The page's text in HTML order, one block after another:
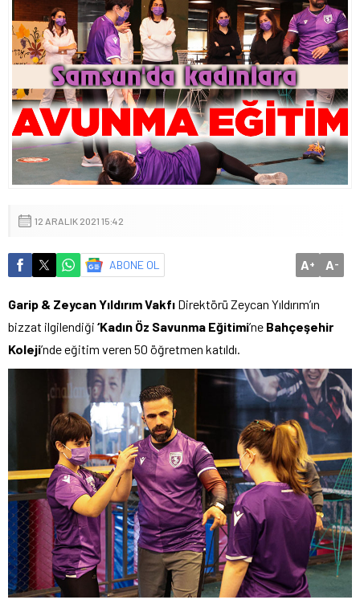
12 ARALIK 2021 15:42
ABONE OL A+ A-
Garip & Zeycan Yıldırım Vakfı Direktörü Zeycan Yıldırım’ın
bizzat ilgilendiği ‘Kadın Öz Savunma Eğitimi’ne Bahçeşehir
Koleji’nde eğitim veren 50 öğretmen katıldı.